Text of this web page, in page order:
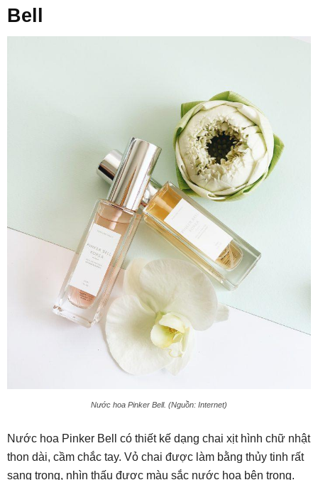
Bell
Nước hoa Pinker Bell. (Nguồn: Internet)
Nước hoa Pinker Bell có thiết kế dạng chai xịt hình chữ nhật
thon dài, cầm chắc tay. Vỏ chai được làm bằng thủy tinh rất
sang trọng, nhìn thấu được màu sắc nước hoa bên trong.